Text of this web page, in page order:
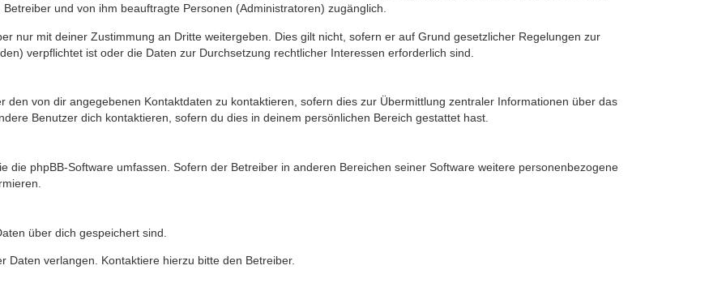
und von ihm beauftragte Personen (Administratoren) zugänglich.
nur mit deiner Zustimmung an Dritte weitergeben. Dies gilt nicht, sofern er auf Grund gesetzlicher Regelungen zur
verpflichtet ist oder die Daten zur Durchsetzung rechtlicher Interessen erforderlich sind.
den von dir angegebenen Kontaktdaten zu kontaktieren, sofern dies zur Übermittlung zentraler Informationen über das
Benutzer dich kontaktieren, sofern du dies in deinem persönlichen Bereich gestattet hast.
die phpBB-Software umfassen. Sofern der Betreiber in anderen Bereichen seiner Software weitere personenbezogene
über dich gespeichert sind.
verlangen. Kontaktiere hierzu bitte den Betreiber.